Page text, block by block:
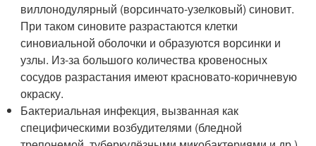
виллонодулярный (ворсинчато-узелковый) синовит.
При таком синовите разрастаются клетки
синовиальной оболочки и образуются ворсинки и
узлы. Из-за большого количества кровеносных
сосудов разрастания имеют красновато-коричневую
окраску.
Бактериальная инфекция, вызванная как
специфическими возбудителями (бледной